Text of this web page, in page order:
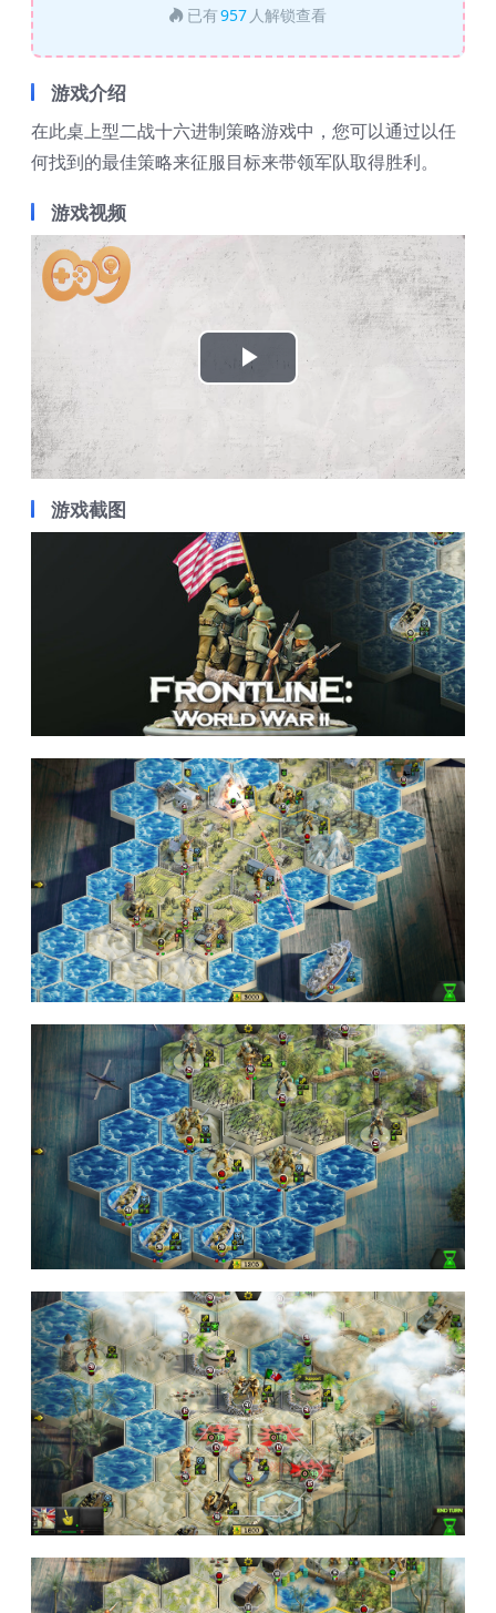
已有957 人解锁查看
游戏介绍
在此桌上型二战十六进制策略游戏中，您可以通过以任
何找到的最佳策略来征服目标来带领军队取得胜利。
游戏视频
Play
Video
游戏截图